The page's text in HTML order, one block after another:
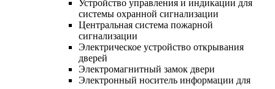
Устройство управления и индикации для
системы охранной сигнализации
Центральная система пожарной
сигнализации
Электрическое устройство открывания
дверей
Электромагнитный замок двери
Электронный носитель информации для